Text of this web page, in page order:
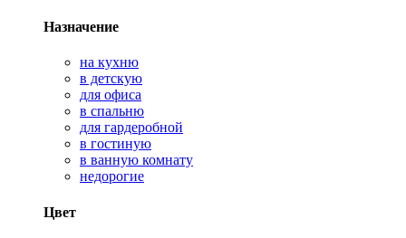
Назначение
на кухню
в детскую
для офиса
в спальню
для гардеробной
в гостиную
в ванную комнату
недорогие
Цвет